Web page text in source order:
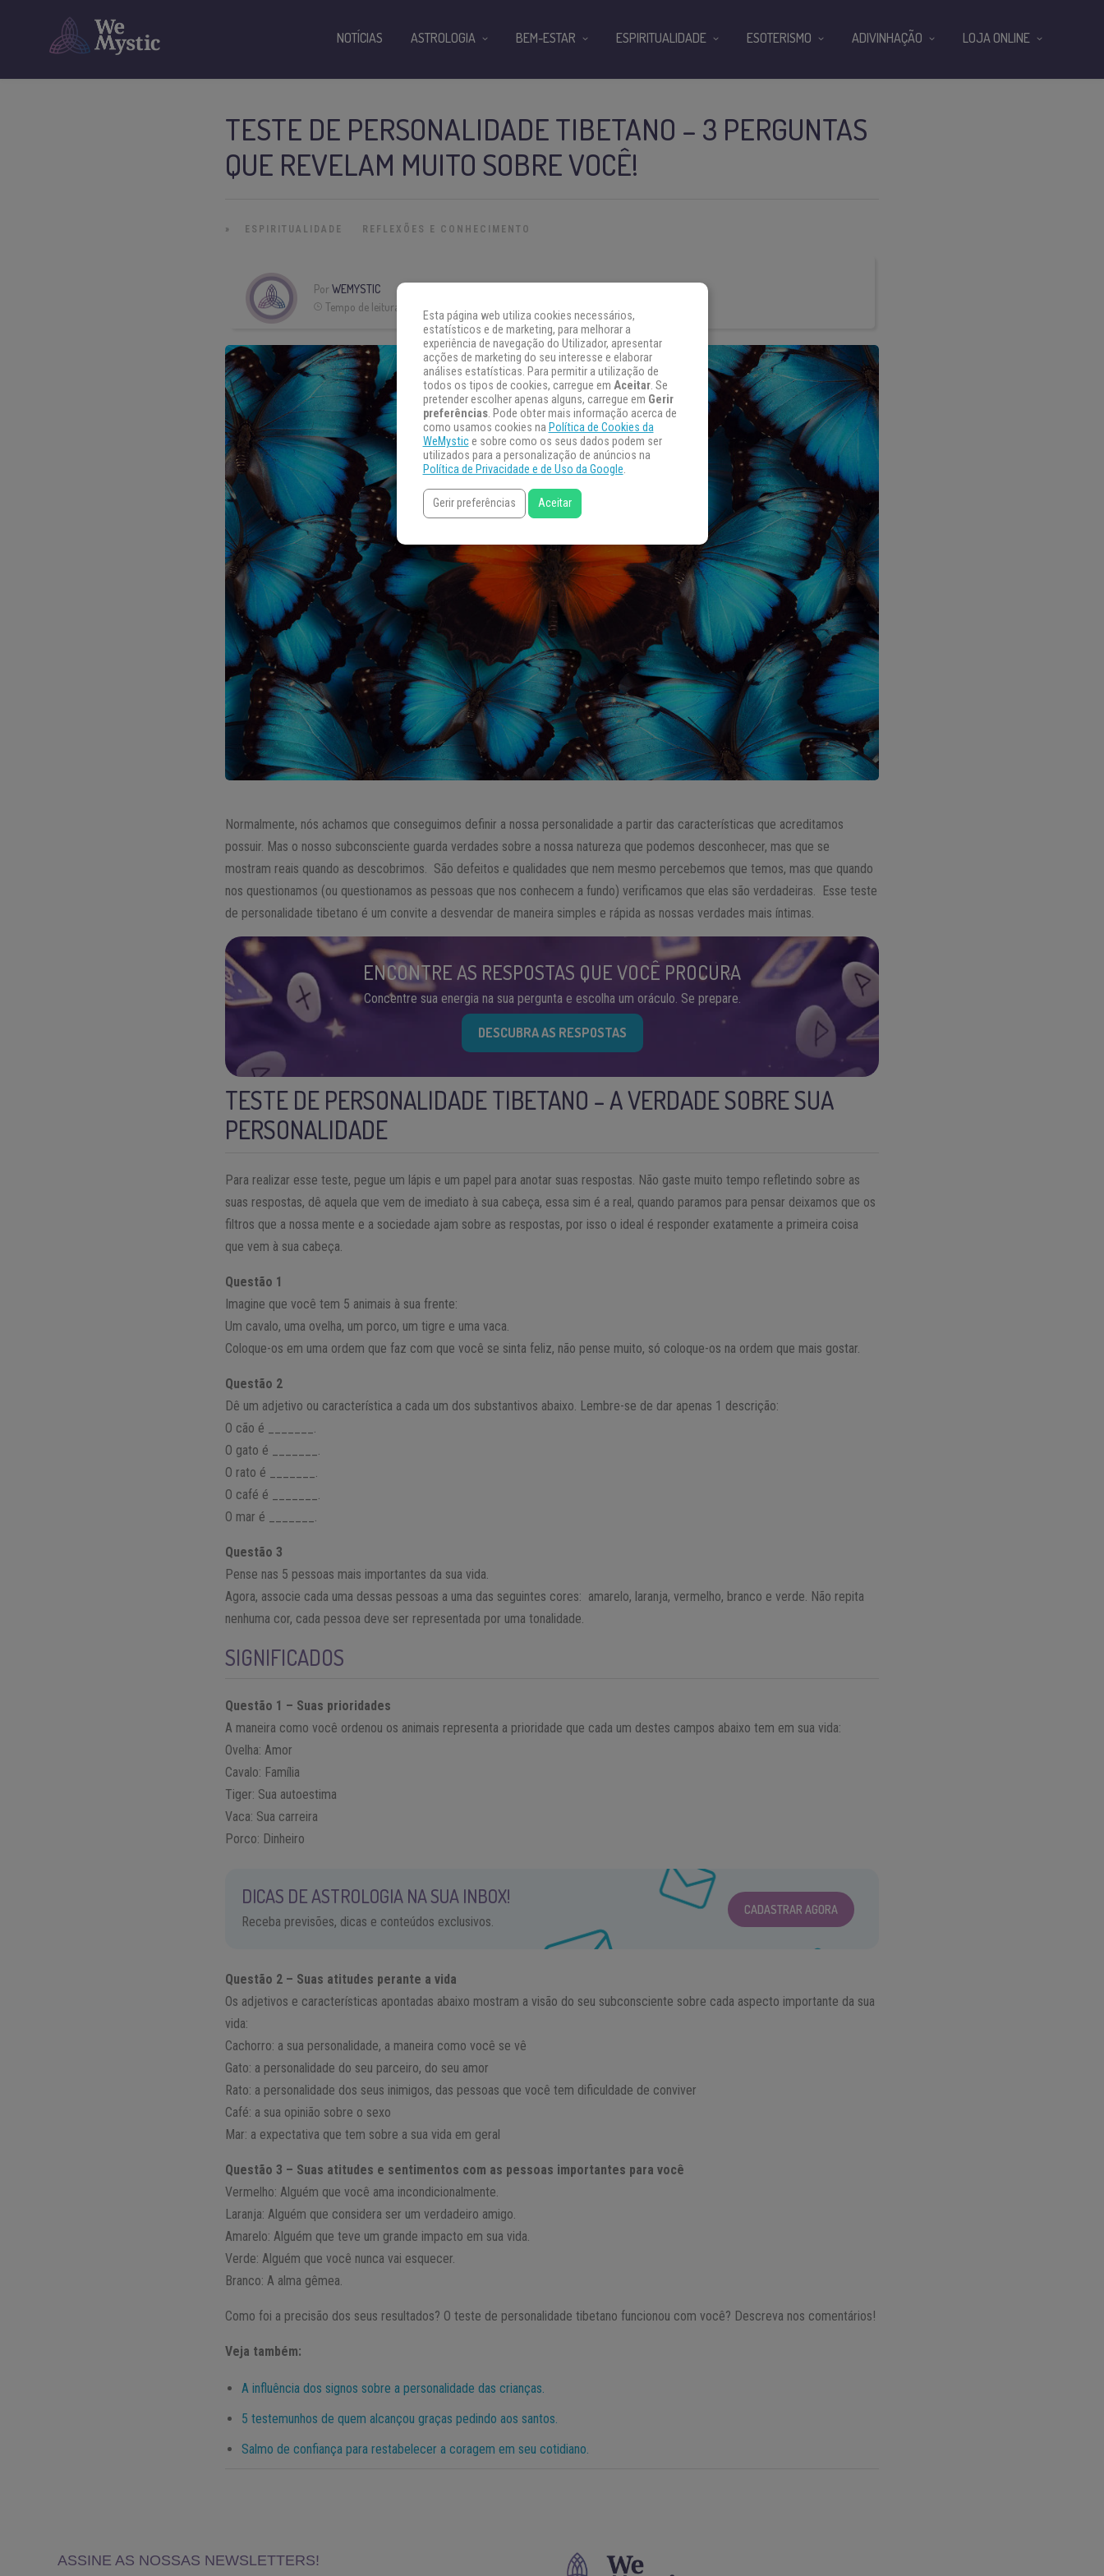
TESTE DE PERSONALIDADE TIBETANO – 3 PERGUNTAS
QUE REVELAM MUITO SOBRE VOCÊ!
» ESPIRITUALIDADE REFLEXÕES E CONHECIMENTO
PorWEMYSTIC
Tempo de leitura:
Normalmente, nós achamos que conseguimos definir a nossa personalidade a partir das características que acreditamos
possuir. Mas o nosso subconsciente guarda verdades sobre a nossa natureza que podemos desconhecer, mas que se
mostram reais quando as descobrimos. São defeitos e qualidades que nem mesmo percebemos que temos, mas que quando
nos questionamos (ou questionamos as pessoas que nos conhecem a fundo) verificamos que elas são verdadeiras. Esse teste
de personalidade tibetano é um convite a desvendar de maneira simples e rápida as nossas verdades mais íntimas.
ENCONTRE AS RESPOSTAS QUE VOCÊ PROCURA
Concentre sua energia na sua pergunta e escolha um oráculo. Se prepare.
DESCUBRA AS RESPOSTAS
TESTE DE PERSONALIDADE TIBETANO – A VERDADE SOBRE SUA
PERSONALIDADE
Para realizar esse teste, pegue um lápis e um papel para anotar suas respostas. Não gaste muito tempo refletindo sobre as
suas respostas, dê aquela que vem de imediato à sua cabeça, essa sim é a real, quando paramos para pensar deixamos que os
filtros que a nossa mente e a sociedade ajam sobre as respostas, por isso o ideal é responder exatamente a primeira coisa
que vem à sua cabeça.
Questão 1
Imagine que você tem 5 animais à sua frente:
Um cavalo, uma ovelha, um porco, um tigre e uma vaca.
Coloque-os em uma ordem que faz com que você se sinta feliz, não pense muito, só coloque-os na ordem que mais gostar.
Questão 2
Dê um adjetivo ou característica a cada um dos substantivos abaixo. Lembre-se de dar apenas 1 descrição:
O cão é _______.
O gato é _______.
O rato é _______.
O café é _______.
O mar é _______.
Questão 3
Pense nas 5 pessoas mais importantes da sua vida.
Agora, associe cada uma dessas pessoas a uma das seguintes cores: amarelo, laranja, vermelho, branco e verde. Não repita
nenhuma cor, cada pessoa deve ser representada por uma tonalidade.
SIGNIFICADOS
Questão 1 – Suas prioridades
A maneira como você ordenou os animais representa a prioridade que cada um destes campos abaixo tem em sua vida:
Ovelha: Amor
Cavalo: Família
Tiger: Sua autoestima
Vaca: Sua carreira
Porco: Dinheiro
DICAS DE ASTROLOGIA NA SUA INBOX!
Receba previsões, dicas e conteúdos exclusivos.
CADASTRAR AGORA
Questão 2 – Suas atitudes perante a vida
Os adjetivos e características apontadas abaixo mostram a visão do seu subconsciente sobre cada aspecto importante da sua
vida:
Cachorro: a sua personalidade, a maneira como você se vê
Gato: a personalidade do seu parceiro, do seu amor
Rato: a personalidade dos seus inimigos, das pessoas que você tem dificuldade de conviver
Café: a sua opinião sobre o sexo
Mar: a expectativa que tem sobre a sua vida em geral
Questão 3 – Suas atitudes e sentimentos com as pessoas importantes para você
Vermelho: Alguém que você ama incondicionalmente.
Laranja: Alguém que considera ser um verdadeiro amigo.
Amarelo: Alguém que teve um grande impacto em sua vida.
Verde: Alguém que você nunca vai esquecer.
Branco: A alma gêmea.
Como foi a precisão dos seus resultados? O teste de personalidade tibetano funcionou com você? Descreva nos comentários!
Veja também:
A influência dos signos sobre a personalidade das crianças.
5 testemunhos de quem alcançou graças pedindo aos santos.
Salmo de confiança para restabelecer a coragem em seu cotidiano.
NOTÍCIAS ASTROLOGIA BEM-ESTAR ESPIRITUALIDADE ESOTERISMO ADIVINHAÇÃO LOJA ONLINE
Esta página web utiliza cookies necessários,
estatísticos e de marketing, para melhorar a
experiência de navegação do Utilizador, apresentar
acções de marketing do seu interesse e elaborar
análises estatísticas. Para permitir a utilização de
todos os tipos de cookies, carregue em Aceitar. Se
pretender escolher apenas alguns, carregue em Gerir
preferências. Pode obter mais informação acerca de
como usamos cookies na Política de Cookies da
WeMystice sobre como os seus dados podem ser
utilizados para a personalização de anúncios na
Política de Privacidade e de Uso da Google.
Gerir preferências Aceitar